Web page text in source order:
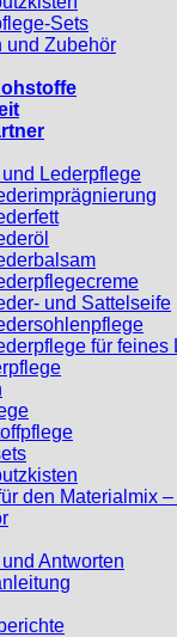
Sets
und Zubehör
Lederpflege
und Sattelseife
für feines
den Materialmix
Antworten